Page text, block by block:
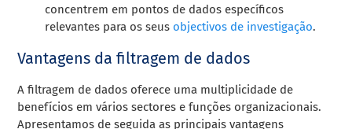
concentrem em pontos de dados específicos
relevantes para os seus objectivos de investigação.
Vantagens da filtragem de dados
A filtragem de dados oferece uma multiplicidade de
benefícios em vários sectores e funções organizacionais.
Apresentamos de seguida as principais vantagens